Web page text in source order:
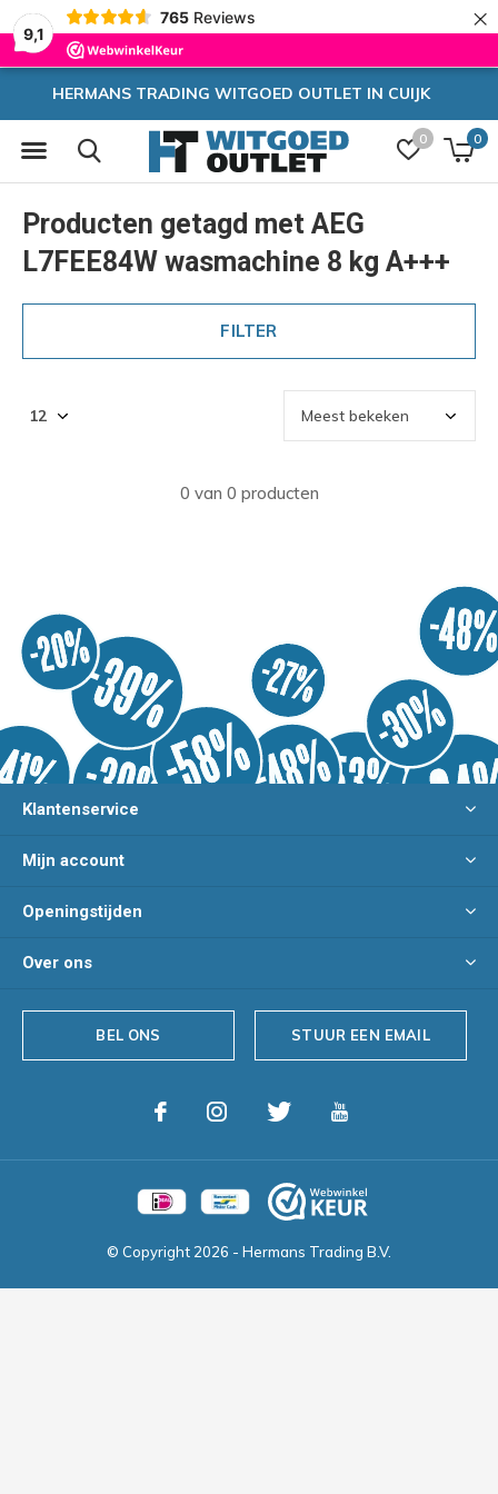
9,1
765 Reviews ×
0 0
IN CUIJK Zeer hoge korting
Producten getagd met AEG
L7FEE84W wasmachine 8 kg A+++
FILTER
0 van 0 producten
Klantenservice
Mijn account
Openingstijden
Over ons
BEL ONS STUUR EEN EMAIL
© Copyright 2026 - Hermans Trading B.V.